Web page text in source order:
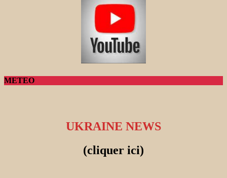
METEO
UKRAINE NEWS
(cliquer ici)